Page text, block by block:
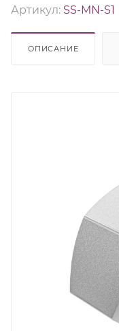
Артикул: SS-MN-S1
ОПИСАНИЕ